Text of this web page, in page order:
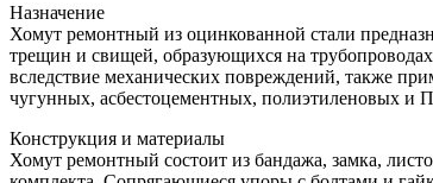
Назначение
Хомут ремонтный из оцинкованной стали
трещин и свищей, образующихся на
вследствие механических повреждений, также
чугунных, асбестоцементных, полиэтиленовых и
Конструкция и материалы
Хомут ремонтный состоит из бандажа, замка,